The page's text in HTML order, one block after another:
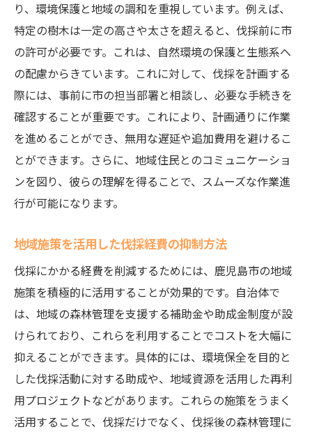
り、環境保護と地域の調和を重視しています。例えば、
特定の樹木は一定の高さや太さを超えると、伐採前に市
の許可が必要です。これは、自然環境の保護と生態系へ
の配慮からきています。これに対して、伐採を計画する
際には、事前に市の担当部署と相談し、必要な手続きを
確認することが重要です。これにより、計画通りに作業
を進めることができ、無用な遅延や追加費用を避けるこ
とができます。さらに、地域住民とのコミュニケーショ
ンを図り、彼らの理解を得ることで、スムーズな作業進
行が可能になります。
地域施策を活用した伐採経費の抑制方法
伐採にかかる経費を削減するためには、鹿児島市の地域
施策を積極的に活用することが効果的です。自治体で
は、地域の森林管理を支援する補助金や助成金制度が設
けられており、これらを利用することでコストを大幅に
抑えることができます。具体的には、環境保全を目的と
した伐採活動に対する助成や、地域資源を活用した再利
用プロジェクトなどがあります。これらの施策をうまく
活用することで、伐採だけでなく、伐採後の森林管理に